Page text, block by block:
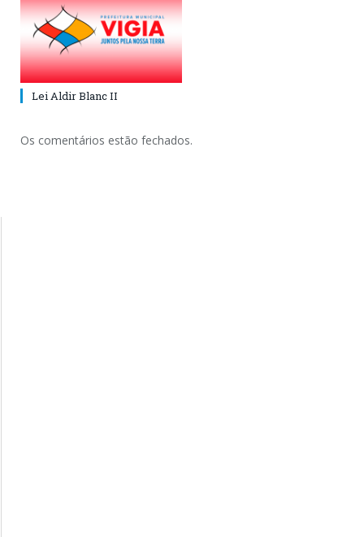
Lei Aldir Blanc II
Os comentários estão fechados.